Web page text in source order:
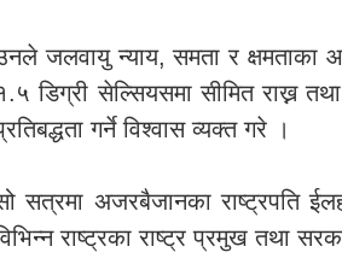
जलवायु न्याय, समता र क्षमताका
डिग्री सेल्सियसमा सीमित राख्न
गर्ने विश्वास व्यक्त गरे ।
सत्रमा अजरबैजानका राष्ट्रपति
राष्ट्रका राष्ट्र प्रमुख तथा